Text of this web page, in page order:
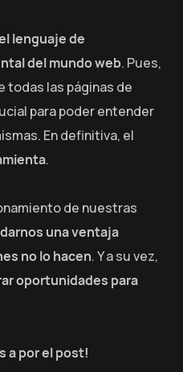
lenguaje de
del mundo web. Pues,
todas las páginas de
para poder entender
En definitiva, el
.
de nuestras
una ventaja
no lo hacen. Y a su vez,
oportunidades para
a por el post!